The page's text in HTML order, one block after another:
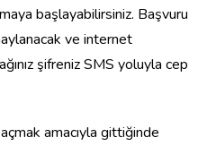
başlayabilirsiniz. Başvuru
ve internet
şifreniz SMS yoluyla cep
amacıyla gittiğinde